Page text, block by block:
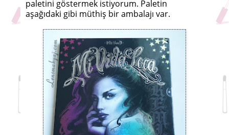
paletini göstermek istiyorum. Paletin
aşağıdaki gibi müthiş bir ambalajı var.